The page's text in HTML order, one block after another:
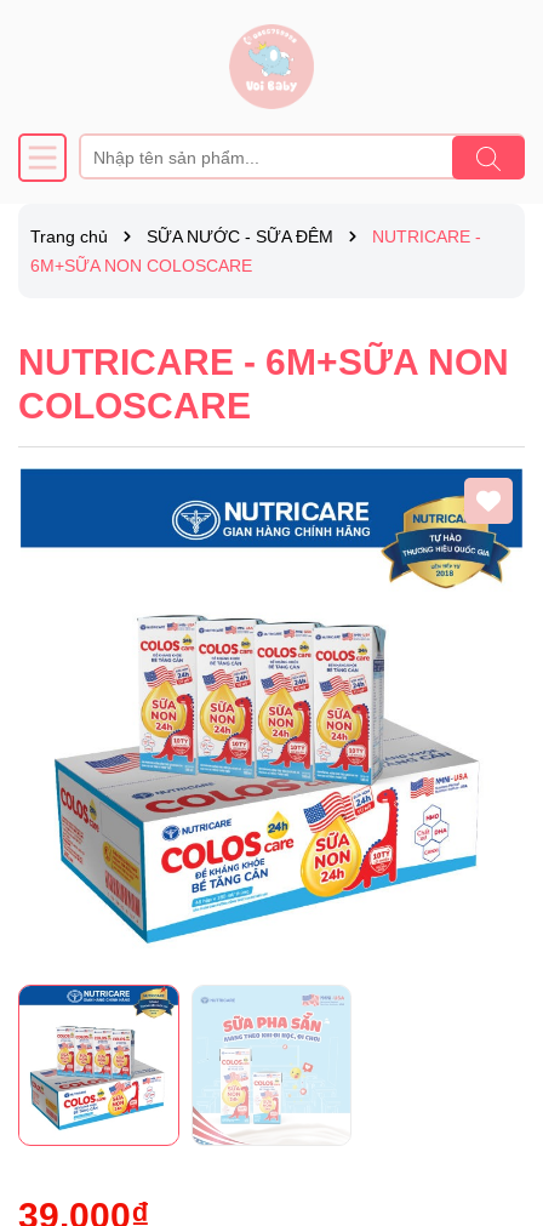
Trang chủ SỮA NƯỚC - SỮA ĐÊM
NUTRICARE -
6M+SỮA NON COLOSCARE
NUTRICARE - 6M+SỮA NON
COLOSCARE
39.000₫
Mã giảm giá:
Ngày hết hạn:
Điều kiện: